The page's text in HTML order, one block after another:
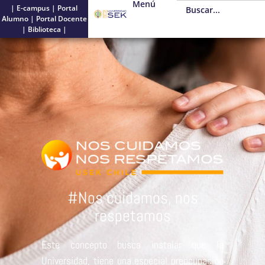
| E-campus | Portal
Alumno| Portal Docente
| Biblioteca |
Menú
#Nos cuidamos, nos
respetamos
Este concepto busca instalar que la
Universidad, tiene una especial preocupación